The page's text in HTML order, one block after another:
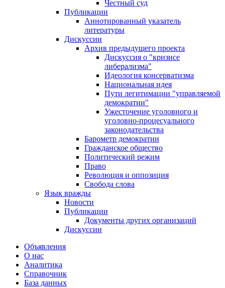
Честный суд
Публикации
Аннотированный указатель
литературы
Дискуссии
Архив предыдущего проекта
Дискуссия о "кризисе
либерализма"
Идеология консерватизма
Национальная идея
Пути легитимации "управляемой
демократии"
Ужесточение уголовного и
уголовно-процесуального
законодательства
Барометр демократии
Гражданское общество
Политический режим
Право
Революция и оппозиция
Свобода слова
Язык вражды
Новости
Публикации
Документы других организаций
Дискуссии
Объявления
О нас
Аналитика
Справочник
База данных